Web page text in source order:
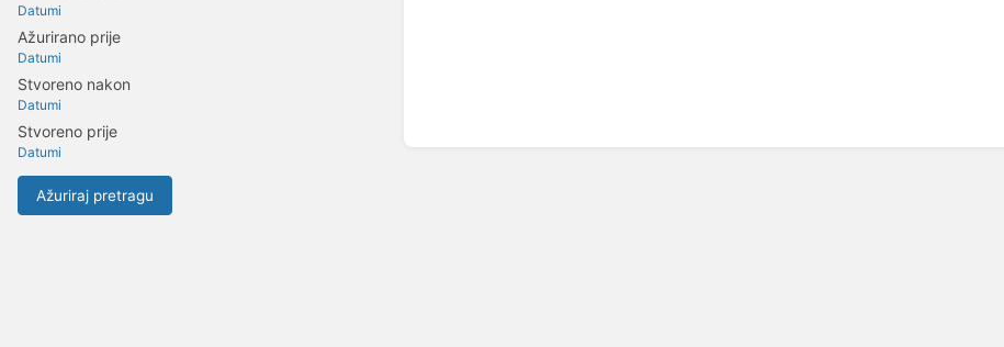
Datumi
Ažurirano prije
Datumi
Stvoreno nakon
Datumi
Stvoreno prije
Datumi
Ažuriraj pretragu